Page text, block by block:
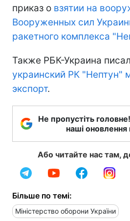
приказ о взятии на
Вооруженных сил
ракетного комплекса
Также РБК-Украина
украинский РК "Нептун"
экспорт.
Не пропустіть
наші оновлення
Або читайте нас там,
Більше по темі:
Міністерство оборони України